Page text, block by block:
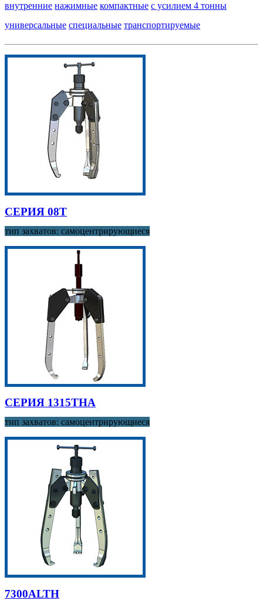
внутренние нажимные компактные с усилием 4 тонны
универсальные специальные транспортируемые
СЕРИЯ 08T
тип захватов: самоцентрирующиеся
СЕРИЯ 1315THA
тип захватов: самоцентрирующиеся
7300ALTH